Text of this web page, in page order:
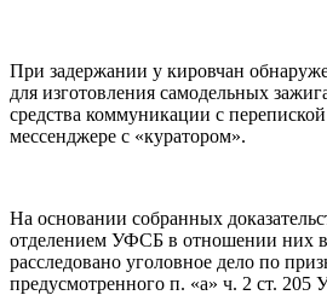
При задержании у кировчан
для изготовления самодельных
средства коммуникации с
мессенджере с «куратором».
На основании собранных
отделением УФСБ в отношении них
расследовано уголовное дело по
предусмотренного п. «а» ч. 2 ст.